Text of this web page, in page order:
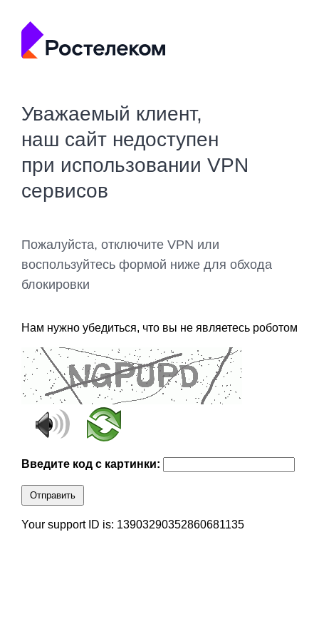
Уважаемый клиент,
наш сайт недоступен
при использовании VPN
сервисов
Пожалуйста, отключите VPN или
воспользуйтесь формой ниже для обхода
блокировки
Нам нужно убедиться, что вы не являетесь роботом
Введите код с картинки:
Отправить
Your support ID is: 13903290352860681135